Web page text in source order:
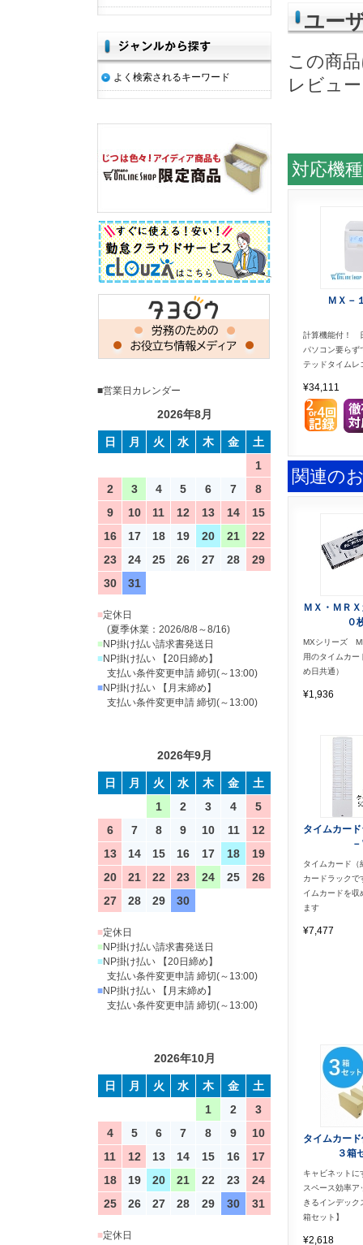
ユー
この商
レビュ
対応機種
ＭＸ－
計算機能付！
パソコン要ら
テッドタイムレ
¥34,111
関連の
ＭＸ・ＭＲ
０
MXシリーズ
用のタイムカ
め日共通）
¥1,936
タイムカー
タイムカード（
カードラック
イムカードを収
ます
¥7,477
タイムカー
３箱
キャビネットに
スペース効率
きるインデック
箱セット】
¥2,618
よく検索されるキーワード
■営業日カレンダー
2026年8月
日 月 火 水 木 金
土
1
2
3 4 5 6 7
8
9
10 11 12 13 14
15
16
17 18 19 20 21
22
23
24 25 26 27 28
29
30
31
■定休日
(夏季休業：2026/8/8～8/16)
■NP掛け払い請求書発送日
■NP掛け払い 【20日締め】
支払い条件変更申請 締切(～13:00)
■NP掛け払い 【月末締め】
支払い条件変更申請 締切(～13:00)
2026年9月
日 月 火 水 木 金
土
1
2 3 4
5
6
7 8 9 10 11
12
13
14 15 16 17 18
19
20
21 22 23 24 25
26
27
28 29 30
■定休日
■NP掛け払い請求書発送日
■NP掛け払い 【20日締め】
支払い条件変更申請 締切(～13:00)
■NP掛け払い 【月末締め】
支払い条件変更申請 締切(～13:00)
2026年10月
日 月 火 水 木 金
土
1
2
3
4
5 6 7 8 9
10
11
12 13 14 15 16
17
18
19 20 21 22 23
24
25
26 27 28 29 30 31
■定休日